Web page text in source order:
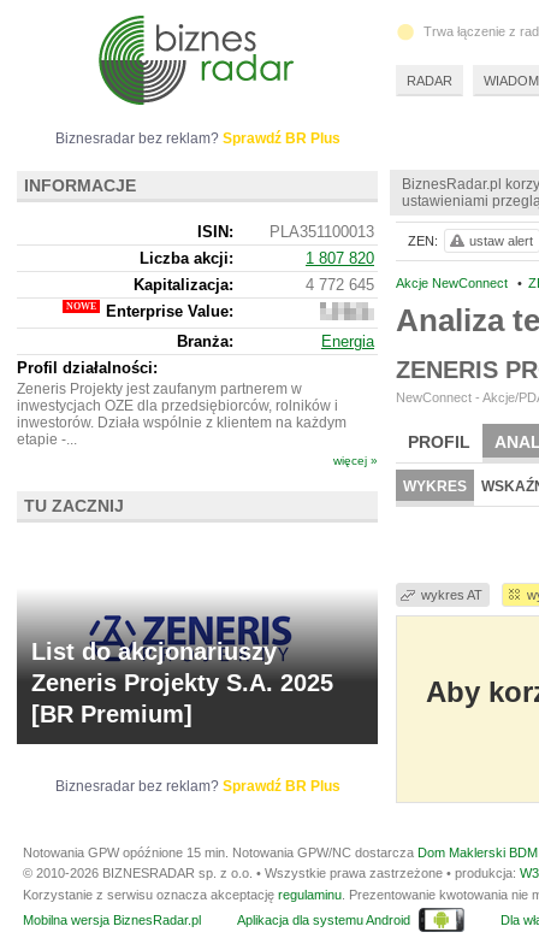
BiznesRadar.pl
ustawieniami
Akcje NewConnect •
Analiza
ZENERIS
NewConnect - Akcje/
PROFIL
BR LAB
WYKRES
wykres AT
Aby
ZEN: ustaw alert
Biznesradar bez reklam? Sprawdź BR Plus
INFORMACJE
ISIN:
PLA351100013
Liczba akcji:
1 807 820
Kapitalizacja:
4 772 645
Enterprise Value:
4
926
645
Branża:
Energia
Profil działalności:
Zeneris Projekty jest zaufanym partnerem w
inwestycjach OZE dla przedsiębiorców, rolników i
inwestorów. Działa wspólnie z klientem na każdym
etapie -...
więcej »
TU ZACZNIJ
List do akcjonariuszy
Zeneris Projekty S.A. 2025
[BR Premium]
Biznesradar bez reklam? Sprawdź BR Plus
Trwa łączenie z
RADAR
Notowania GPW opóźnione 15 min. Notowania GPW/NC dostarcza Dom Maklerski
© 2010-2026 BIZNESRADAR sp. z o.o. • Wszystkie prawa zastrzeżone • produkcja:
Korzystanie z serwisu oznacza akceptację regulaminu . Prezentowanie kwotowania
Mobilna wersja BiznesRadar.pl
Aplikacja dla systemu Android Dla